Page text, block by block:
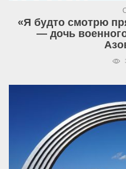
«Я будто смотрю
— дочь